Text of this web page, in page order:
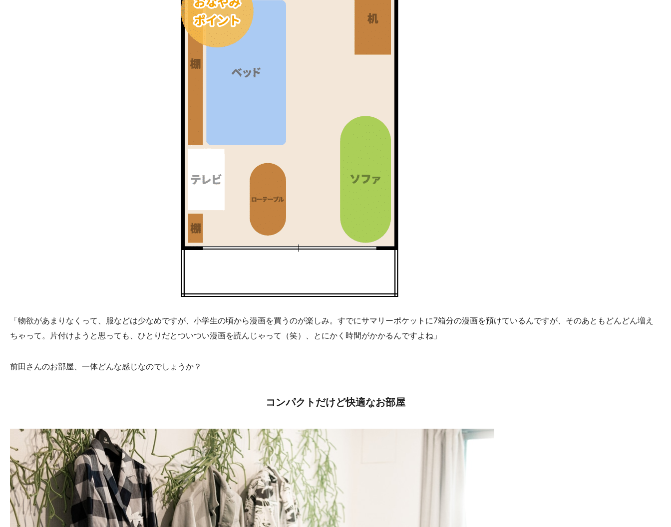
「物欲があまりなくって、服などは少なめですが、小学生の頃から漫画を買うのが楽しみ。すでにサマリーポケットに7箱分の漫画を預けているんですが、そのあともどんどん増え
ちゃって。片付けようと思っても、ひとりだとついつい漫画を読んじゃって（笑）、とにかく時間がかかるんですよね」
前田さんのお部屋、一体どんな感じなのでしょうか？
コンパクトだけど快適なお部屋